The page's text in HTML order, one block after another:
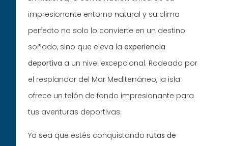
impresionante entorno natural y su clima
perfecto no solo lo convierte en un destino
soñado, sino que eleva laexperiencia
deportiva a un nivel excepcional. Rodeada por
el resplandor del Mar Mediterráneo, la isla
ofrece un telón de fondo impresionante para
tus aventuras deportivas.
Ya sea que estés conquistandorutas de